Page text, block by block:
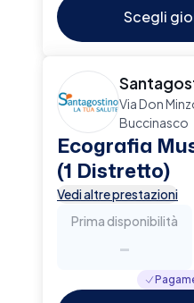
Scegli
Via Don
Buccinasco
Ecografia
(1 Distretto)
Vedi altre prestazioni
Prima disponibilità
-